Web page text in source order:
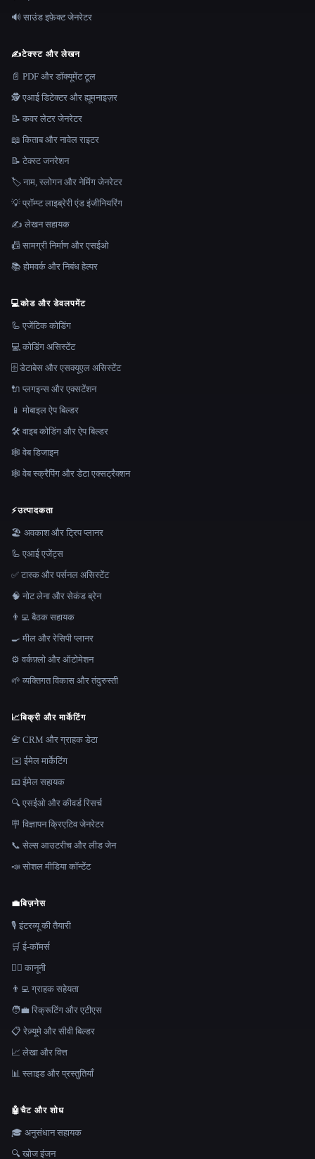
🔊 साउंड इफ़ेक्ट जेनरेटर
✍️टेक्स्ट और लेखन
📄 PDF और डॉक्यूमेंट टूल
🕵️ एआई डिटेक्टर और ह्यूमनाइज़र
📝 कवर लेटर जेनरेटर
📖 किताब और नावेल राइटर
📝 टेक्स्ट जनरेशन
🏷️ नाम, स्लोगन और नेमिंग जेनरेटर
💡 प्रॉम्प्ट लाइब्रेरी एंड इंजीनियरिंग
✍️ लेखन सहायक
📠 सामग्री निर्माण और एसईओ
📚 होमवर्क और निबंध हेल्पर
💻कोड और डेवलपमेंट
🦾 एजेंटिक कोडिंग
💻 कोडिंग असिस्टेंट
🗄️ डेटाबेस और एसक्यूएल असिस्टेंट
🔌 प्लगइन्स और एक्सटेंशन
📱 मोबाइल ऐप बिल्डर
🛠️ वाइब कोडिंग और ऐप बिल्डर
🕸 वेब डिजाइन
🕸️ वेब स्क्रैपिंग और डेटा एक्सट्रैक्शन
⚡उत्पादकता
🏖 अवकाश और ट्रिप प्लानर
🦾 एआई एजेंट्स
✅ टास्क और पर्सनल असिस्टेंट
🧠 नोट लेना और सेकंड ब्रेन
👨‍💻 बैठक सहायक
🍳 मील और रेसिपी प्लानर
⚙️ वर्कफ़्लो और ऑटोमेशन
🌱 व्यक्तिगत विकास और तंदुरुस्ती
📈बिक्री और मार्केटिंग
📇 CRM और ग्राहक डेटा
✉️ ईमेल मार्केटिंग
📧 ईमेल सहायक
🔍 एसईओ और कीवर्ड रिसर्च
🪧 विज्ञापन क्रिएटिव जेनरेटर
📞 सेल्स आउटरीच और लीड जेन
📣 सोशल मीडिया कॉन्टेंट
💼बिज़नेस
🎙️ इंटरव्यू की तैयारी
🛒 ई-कॉमर्स
👩‍⚖️ कानूनी
👨‍💻 ग्राहक सहेयता
🧑‍💼 रिक्रूटिंग और एटीएस
📋 रेज़्यूमे और सीवी बिल्डर
📈 लेखा और वित्त
📊 स्लाइड और प्रस्तुतियाँ
🤖चैट और शोध
🎓 अनुसंधान सहायक
🔍 खोज इंजन